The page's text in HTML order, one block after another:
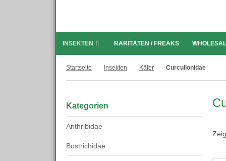
INSEKTEN RARITÄTEN / FREAKS
Startseite Insekten Käfer Curculionidae
Kategorien
Anthribidae
Bostrichidae